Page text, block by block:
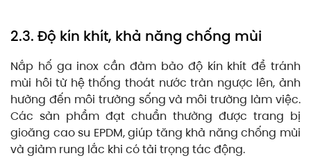
2.3. Độ kín khít, khả năng chống mùi
Nắp hố ga inox cần đảm bảo độ kín khít để tránh
mùi hôi từ hệ thống thoát nước tràn ngược lên, ảnh
hưởng đến môi trường sống và môi trường làm việc.
Các sản phẩm đạt chuẩn thường được trang bị
gioăng cao su EPDM, giúp tăng khả năng chống mùi
và giảm rung lắc khi có tải trọng tác động.